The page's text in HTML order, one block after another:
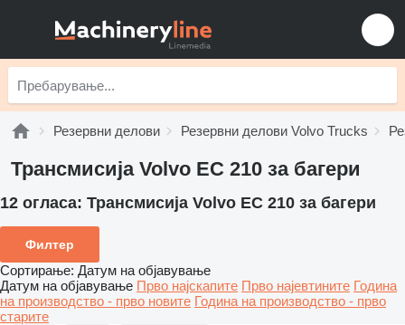
Резервни делови Резервни делови Volvo Trucks
Трансмисија Volvo EC 210 за багери
12 огласа: Трансмисија Volvo EC 210 за багери
Филтер
Сортирање: Датум на објавување
Датум на објавување Прво најскапите Прво најевтините Година
на производство - прво новите Година на производство - прво
старите